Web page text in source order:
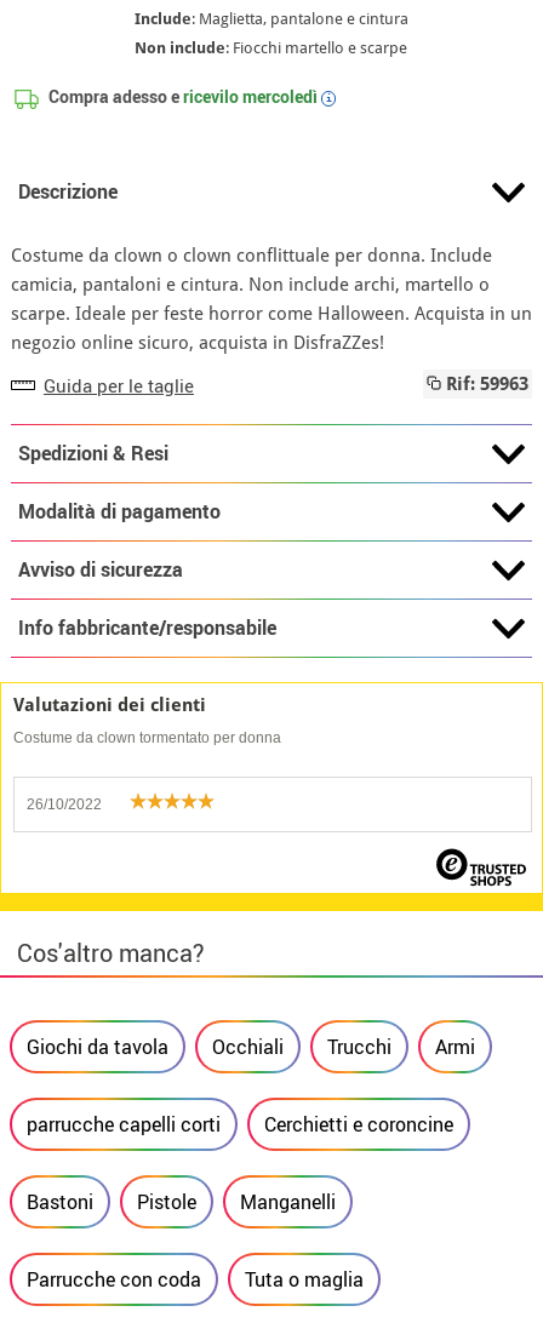
Include: Maglietta, pantalone e cintura
Non include: Fiocchi martello e scarpe
Compra adesso ericevilomercoledì i
Descrizione
Costume da clown o clown conflittuale per donna. Include
camicia, pantaloni e cintura. Non include archi, martello o
scarpe. Ideale per feste horror come Halloween. Acquista in un
negozio online sicuro, acquista in DisfraZZes!
Guida per le taglie Rif: 59963
Spedizioni & Resi
Modalità di pagamento
Avviso di sicurezza
Info fabbricante/responsabile
Valutazioni dei clienti
Costume da clown tormentato per donna
26/10/2022
Cos'altro manca?
Giochi da tavola Occhiali Trucchi Armi
parrucche capelli corti Cerchietti e coroncine
Bastoni Pistole Manganelli
Parrucche con coda Tuta o maglia